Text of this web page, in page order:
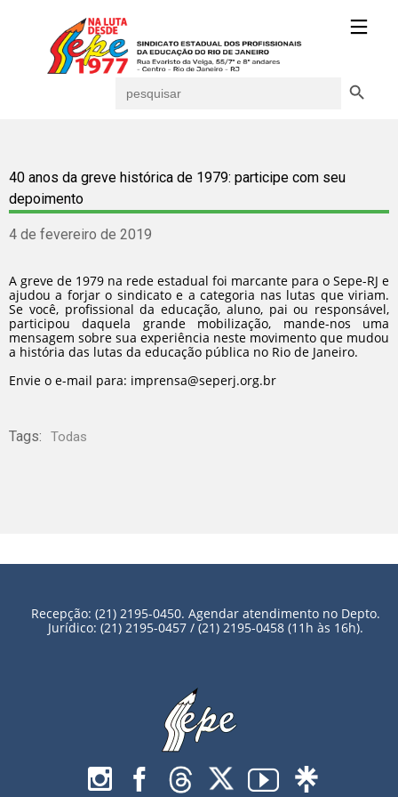
for:
40 anos da greve histórica de 1979: participe com seu
depoimento
4 de fevereiro de 2019
A greve de 1979 na rede estadual foi marcante para o Sepe-RJ e
ajudou a forjar o sindicato e a categoria nas lutas que viriam.
Se você, profissional da educação, aluno, pai ou responsável,
participou daquela grande mobilização, mande-nos uma
mensagem sobre sua experiência neste movimento que mudou
a história das lutas da educação pública no Rio de Janeiro.
Envie o e-mail para: imprensa@seperj.org.br
Tags: Todas
Recepção: (21) 2195-0450. Agendar atendimento no Depto.
Jurídico: (21) 2195-0457 / (21) 2195-0458 (11h às 16h).